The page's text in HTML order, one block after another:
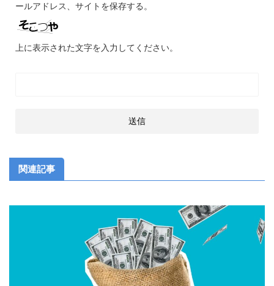
ールアドレス、サイトを保存する。
上に表示された文字を入力してください。
関連記事